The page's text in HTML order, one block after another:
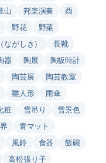
山 邦楽演奏
酉
野花
野菜
がしき）
長靴
器 陶展
陶板時計
陶芸展
陶芸教室
雛人形
雨傘
粧 雪吊り
雪景色
青マット
風鈴 食器
飯碗
高松張り子